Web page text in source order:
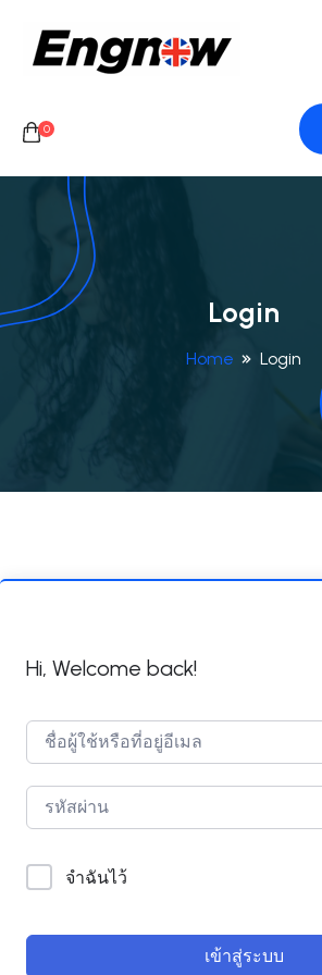
0
Login
Home Login
Hi, Welcome back!
จำฉันไว้
เข้าสู่ระบบ